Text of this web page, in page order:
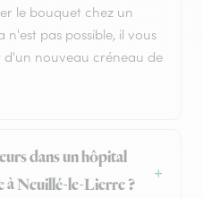
le bouquet chez un
n'est pas possible, il vous
nouveau créneau de
dans un hôpital
à Neuillé-le-Lierre ?